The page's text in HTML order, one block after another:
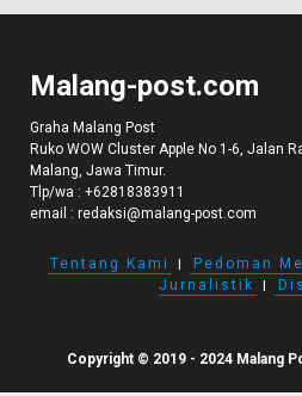
Malang-post.com
Graha Malang Post
Ruko WOW Cluster Apple No 1-6, Jalan
Malang, Jawa Timur.
Tlp/wa : +62818383911
email : redaksi@malang-post.com
Tentang Kami I Pedoman
Jurnalistik
I
Copyright © 2019 - 2024 Malang